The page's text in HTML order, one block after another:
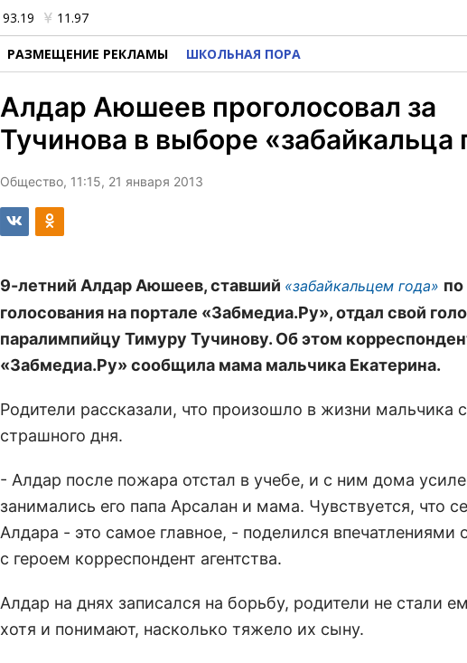
93.19 11.97
РАЗМЕЩЕНИЕ РЕКЛАМЫ ШКОЛЬНАЯ ПОРА
Алдар Аюшеев проголосовал за
Тучинова в выборе «забайкальца
Общество, 11:15, 21 января 2013
9-летний Алдар Аюшеев, ставший «забайкальцем года» по
голосования на портале «Забмедиа.Ру», отдал свой
паралимпийцу Тимуру Тучинову. Об этом
«Забмедиа.Ру» сообщила мама мальчика Екатерина.
Родители рассказали, что произошло в жизни мальчика с
страшного дня.
- Алдар после пожара отстал в учебе, и с ним дома
занимались его папа Арсалан и мама. Чувствуется, что
Алдара - это самое главное, - поделился впечатлениями
с героем корреспондент агентства.
Алдар на днях записался на борьбу, родители не стали
хотя и понимают, насколько тяжело их сыну.